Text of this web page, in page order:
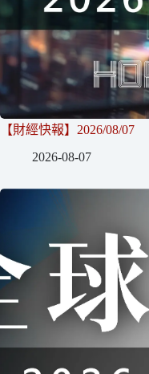
【財經快報】2026/08/07
2026-08-07